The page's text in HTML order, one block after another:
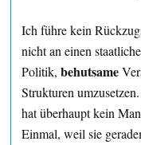
Ich führe kein
nicht an einen
Politik, behutsame
Strukturen
hat überhaupt kein
Einmal, weil sie